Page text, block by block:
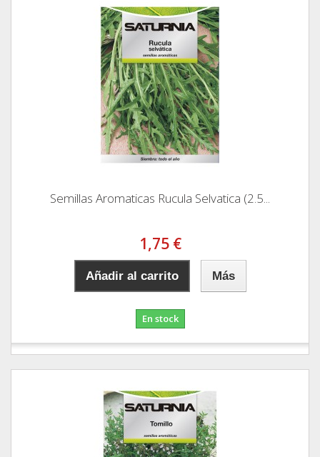
Semillas Aromaticas Rucula Selvatica (2.5...
1,75 €
Añadir al carrito Más
En stock